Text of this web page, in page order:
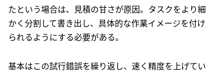
たという場合は、見積の甘さが原因。タスクをより細
かく分割して書き出し、具体的な作業イメージを付け
られるようにする必要がある。
基本はこの試行錯誤を繰り返し、速く精度を上げてい